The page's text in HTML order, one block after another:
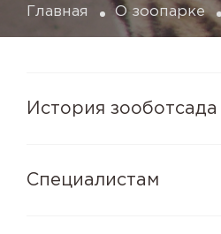
Главная О зоопарке
История зооботсада
Специалистам